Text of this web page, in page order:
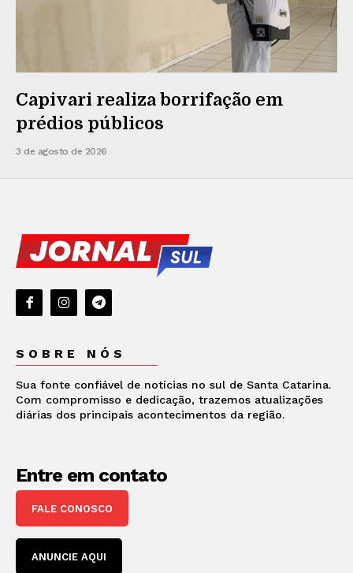
Capivari realiza borrifação em
prédios públicos
3 de agosto de 2026
SOBRE NÓS
Sua fonte confiável de notícias no sul de Santa Catarina.
Com compromisso e dedicação, trazemos atualizações
diárias dos principais acontecimentos da região.
Entre em contato
FALE CONOSCO
ANUNCIE AQUI